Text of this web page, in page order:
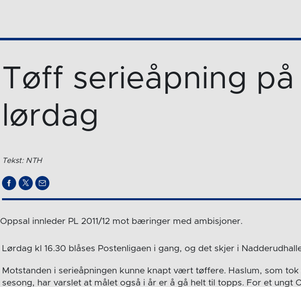
Tøff serieåpning på
lørdag
Tekst: NTH
Oppsal innleder PL 2011/12 mot bæringer med ambisjoner.
Lørdag kl 16.30 blåses Postenligaen i gang, og det skjer i
Motstanden i serieåpningen kunne knapt vært tøffere. Haslum, som
sesong, har varslet at målet også i år er å gå helt til topps. For et ungt